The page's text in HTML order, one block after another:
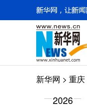
新华网 > 重庆
2026